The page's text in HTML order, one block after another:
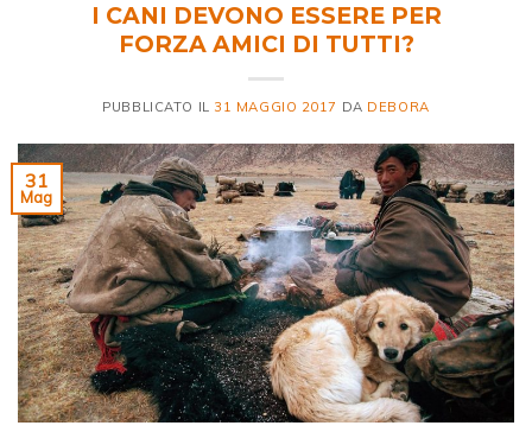
I CANI DEVONO ESSERE PER
FORZA AMICI DI TUTTI?
PUBBLICATO IL 31 MAGGIO 2017 DA DEBORA
31
Mag